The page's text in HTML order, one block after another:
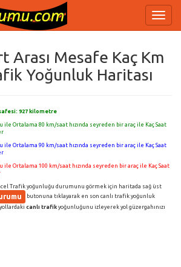
Arası Mesafe Kaç Km
Yoğunluk Haritası
927 kilometre
ile Ortalama 80 km/saat hızında seyreden bir araç ile Kaç Saat
ile Ortalama 90 km/saat hızında seyreden bir araç ile Kaç Saat
ile Ortalama 100 km/saat hızında seyreden bir araç ile Kaç Saat
Trafik yoğunluğu durumunu görmek için haritada sağ üst
butonuna tıklayarak en son canlı trafik yoğunluk
canlı trafik yoğunluğunu izleyerek yol güzergahınızı